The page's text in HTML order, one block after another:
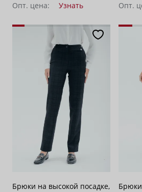
Опт. цена:
Узнать
Опт.
Брюки на высокой посадке,